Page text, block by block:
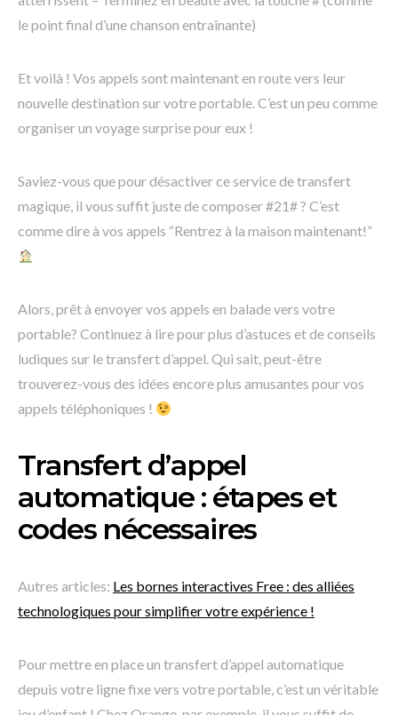
le point final d’une chanson entraînante)
Et voilà ! Vos appels sont maintenant en route vers leur
nouvelle destination sur votre portable. C’est un peu comme
organiser un voyage surprise pour eux !
Saviez-vous que pour désactiver ce service de transfert
magique, il vous suffit juste de composer #21# ? C’est
comme dire à vos appels “Rentrez à la maison maintenant!”
Alors, prêt à envoyer vos appels en balade vers votre
portable? Continuez à lire pour plus d’astuces et de conseils
ludiques sur le transfert d’appel. Qui sait, peut-être
trouverez-vous des idées encore plus amusantes pour vos
appels téléphoniques !
Transfert d’appel
automatique : étapes et
codes nécessaires
Autres articles: Les bornes interactives Free : des alliées
technologiques pour simplifier votre expérience !
Pour mettre en place un transfert d’appel automatique
depuis votre ligne fixe vers votre portable, c’est un véritable